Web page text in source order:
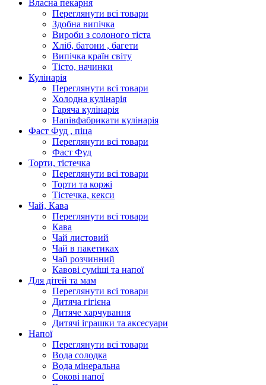
Власна пекарня
Переглянути всі товари
Здобна випічка
Вироби з солоного тіста
Хліб, батони , багети
Випічка країн світу
Тісто, начинки
Кулінарія
Переглянути всі товари
Холодна кулінарія
Гаряча кулінарія
Напівфабрикати кулінарія
Фаст Фуд , піца
Переглянути всі товари
Фаст Фуд
Торти, тістечка
Переглянути всі товари
Торти та коржі
Тістечка, кекси
Чай, Кава
Переглянути всі товари
Кава
Чай листовий
Чай в пакетиках
Чай розчинний
Кавові суміші та напої
Для дітей та мам
Переглянути всі товари
Дитяча гігієна
Дитяче харчування
Дитячі іграшки та аксесуари
Напої
Переглянути всі товари
Вода солодка
Вода мінеральна
Сокові напої